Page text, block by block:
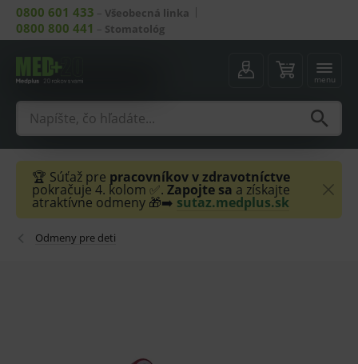
0800 601 433 – Všeobecná linka
0800 800 441 – Stomatológ
menu
🏆 Súťaž pre pracovníkov v zdravotníctve
pokračuje 4. kolom ✅. Zapojte sa a získajte
atraktívne odmeny 🎁➡️ sutaz.medplus.sk
Odmeny pre deti